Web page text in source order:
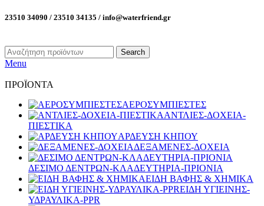
23510 34090 / 23510 34135 / info@waterfriend.gr
Search
Menu
ΠΡΟΪΟΝΤΑ
ΑΕΡΟΣΥΜΠΙΕΣΤΕΣ
ΑΝΤΛΙΕΣ-ΔΟΧΕΙΑ-
ΠΙΕΣΤΙΚΑ
ΑΡΔΕΥΣΗ ΚΗΠΟΥ
ΔΕΞΑΜΕΝΕΣ-ΔΟΧΕΙΑ
ΔΕΣΙΜΟ ΔΕΝΤΡΩΝ-ΚΛΑΔΕΥΤΗΡΙΑ-ΠΡΙΟΝΙΑ
ΕΙΔΗ ΒΑΦΗΣ & ΧΗΜΙΚΑ
ΕΙΔΗ ΥΓΙΕΙΝΗΣ-
ΥΔΡΑΥΛΙΚΑ-PPR